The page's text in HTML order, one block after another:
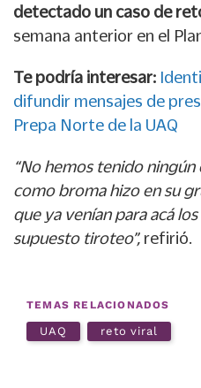
detectado un caso de
semana anterior en el
Te podría interesar:
difundir mensajes de
Prepa Norte de la UAQ
“No hemos tenido
como broma hizo en su
que ya venían para acá
supuesto tiroteo”, refirió.
TEMAS RELACIONADOS
UAQ reto viral